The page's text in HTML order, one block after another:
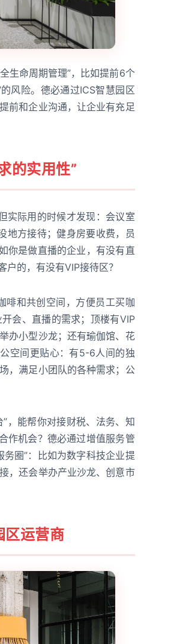
生命周期管理”，比如提前6个
风险。德必通过ICS智慧园区
前和企业沟通，让企业有充足
的实用性”
实际用的时候才发现：会议室
地方接待；健身房要收费，员
你是做直播的企业，有没有直
的，有没有VIP接待区？
啡和共创空间，方便员工买咖
会、直播的需求；顶楼有VIP
办小型沙龙；还有瑜伽馆、花
空间更贴心：有5-6人间的独
，满足小团队的各种需求；公
，能帮你对接财税、法务、知
作机会？德必通过增值服务管
圈”：比如为数字科技企业提
，还会举办产业沙龙、创意市
区运营商